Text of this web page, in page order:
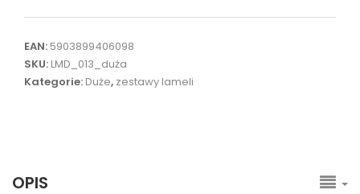
EAN: 5903899406098
SKU: LMD_013_duża
Kategorie: Duże, zestawy lameli
OPIS